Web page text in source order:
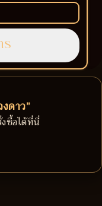
ดาว”
ซื้อได้ที่นี่